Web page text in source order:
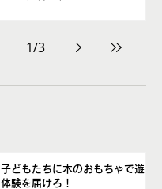
1/3
子どもたちに木のおもちゃで遊び
体験を届けろ！